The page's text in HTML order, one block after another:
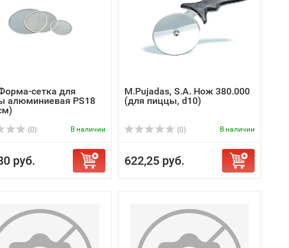
сетка для
алюминиевая PS18
(0) В наличии
руб.
M.Pujadas, S.A. Нож 380.000
(для пиццы, d10)
(0) В наличии
622,25 руб.